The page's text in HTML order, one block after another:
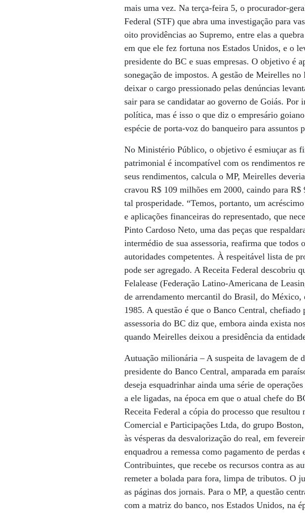
mais uma vez. Na terça-feira 5, o procurador-
Federal (STF) que abra uma investigação para
oito providências ao Supremo, entre elas a
em que ele fez fortuna nos Estados Unidos, e o
presidente do BC e suas empresas. O objetivo é
sonegação de impostos. A gestão de Meirelles
deixar o cargo pressionado pelas denúncias
sair para se candidatar ao governo de Goiás. Por
política, mas é isso o que diz o empresário
espécie de porta-voz do banqueiro para assuntos
No Ministério Público, o objetivo é esmiuçar as
patrimonial é incompatível com os rendimentos
seus rendimentos, calcula o MP, Meirelles
cravou R$ 109 milhões em 2000, caindo para
tal prosperidade. “Temos, portanto, um
e aplicações financeiras do representado, que
Pinto Cardoso Neto, uma das peças que
intermédio de sua assessoria, reafirma que todos
autoridades competentes. À respeitável lista de
pode ser agregado. A Receita Federal
Felalease (Federação Latino-Americana de
de arrendamento mercantil do Brasil, do
1985. A questão é que o Banco Central,
assessoria do BC diz que, embora ainda exista
quando Meirelles deixou a presidência da
Autuação milionária – A suspeita de lavagem de
presidente do Banco Central, amparada em
deseja esquadrinhar ainda uma série de
a ele ligadas, na época em que o atual chefe do
Receita Federal a cópia do processo que
Comercial e Participações Ltda, do grupo
às vésperas da desvalorização do real, em
enquadrou a remessa como pagamento de
Contribuintes, que recebe os recursos contra as
remeter a bolada para fora, limpa de tributos. O
as páginas dos jornais. Para o MP, a questão
com a matriz do banco, nos Estados Unidos, na